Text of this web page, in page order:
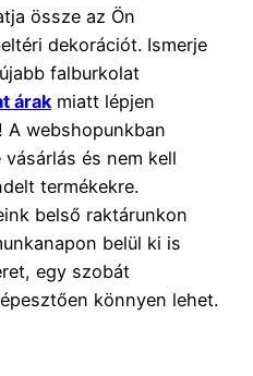
össze az Ön
dekorációt. Ismerje
falburkolat
árakmiatt lépjen
A webshopunkban
és nem kell
termékekre.
belső raktárunkon
belül ki is
egy szobát
könnyen lehet.